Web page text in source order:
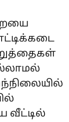
வீட்டில்